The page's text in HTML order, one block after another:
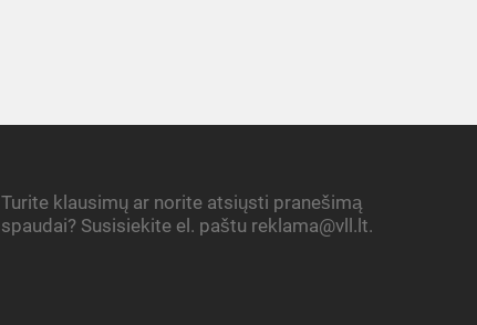
Turite klausimų ar norite atsiųsti pranešimą
spaudai? Susisiekite el. paštu reklama@vll.lt.